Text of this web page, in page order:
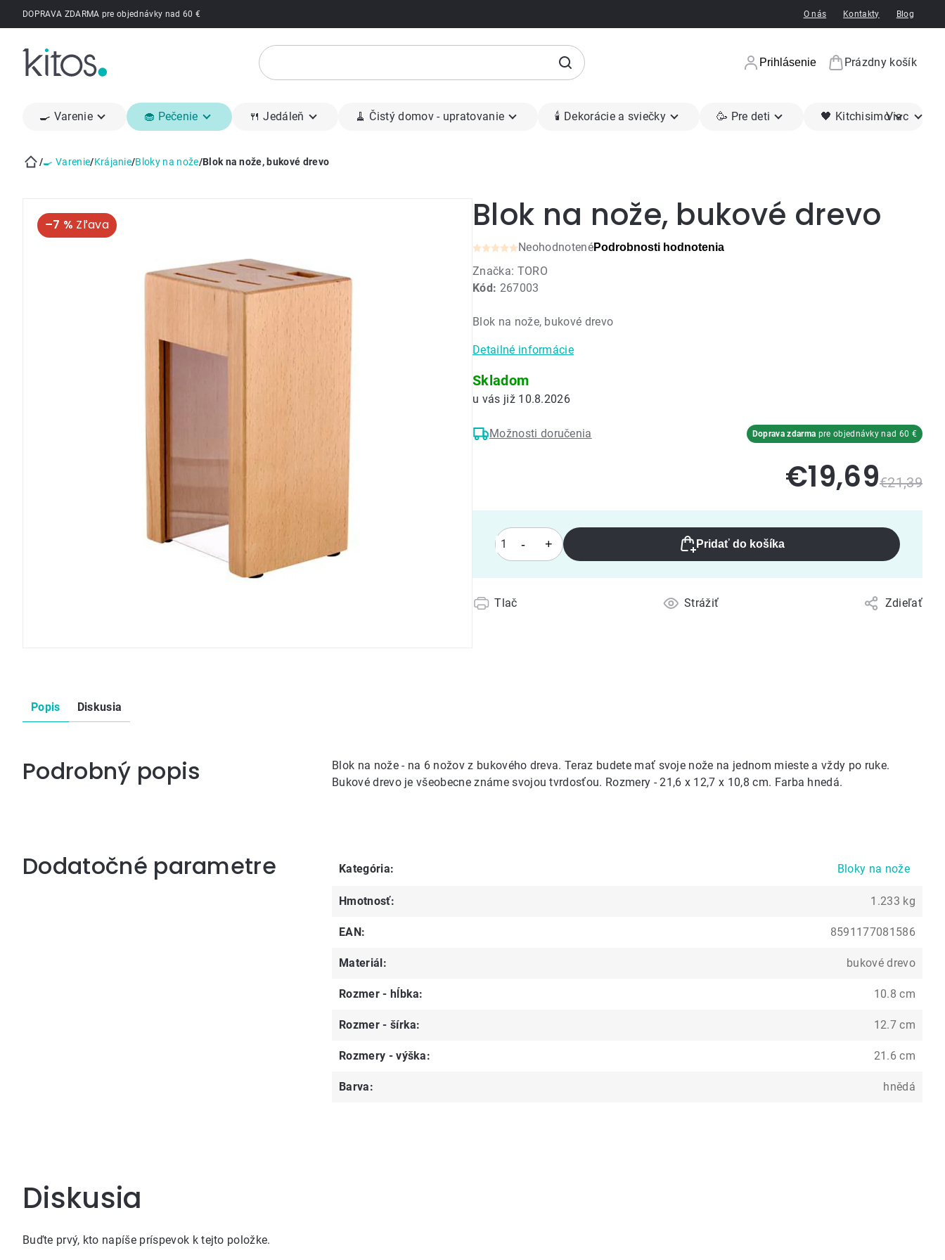
PrejsťDOPRAVA ZDARMA pre objednávky nad 60 € O nás Kontakty Blog
Prihlásenie
Nákupný
Prázdny košík
🍳 Varenie 🧁 Pečenie 🍴 Jedáleň 🧹 Čistý domov - upratovanie 🕯 Dekorácie a sviečky 🥳 Pre deti 🖤 KitchisimoViac
/🍳 Varenie/Krájanie/Bloky na nože/Blok na nože, bukové drevo
–7 % Blok na nože, bukové drevo
Kód: 267003
Priemerné
hodnotenie
produktu
0,0
5
hviezdičiek.
NeohodnotenéPodrobnosti hodnotenia
Značka: TORO
Pridať do košíka
Blok na nože, bukové drevo
Detailné informácie
Tlač Strážiť Zdieľať
Skladom
10.8.2026
Možnosti doručenia Doprava zdarma pre objednávky nad 60 €
€21,39
€19,69
Popis Diskusia
Podrobný popis
Blok na nože - na 6 nožov z bukového dreva. Teraz budete mať svoje nože na jednom mieste a vždy po ruke.
Bukové drevo je všeobecne známe svojou tvrdosťou. Rozmery - 21,6 x 12,7 x 10,8 cm. Farba hnedá.
Dodatočné parametre Kategória: Bloky na nože
Hmotnosť: 1.233 kg
EAN: 8591177081586
Materiál: bukové drevo
Rozmer - hĺbka: 10.8 cm
Rozmer - šírka: 12.7 cm
Rozmery - výška: 21.6 cm
Barva: hnědá
Diskusia
Buďte prvý, kto napíše príspevok k tejto položke.